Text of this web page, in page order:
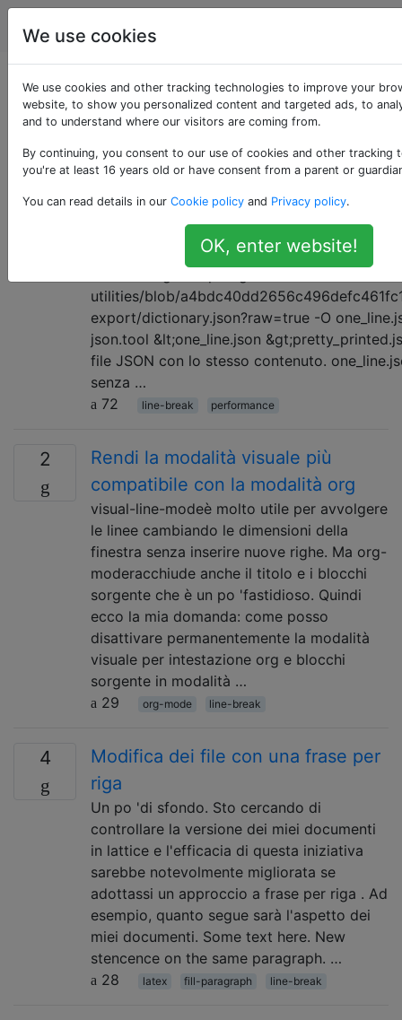
Emacs
Domande taggate
«line-break»
10
Come posso evitare che le linee
rallentino Emacs?
Vedo prestazioni estremamente varie a
righe ci sono nel file che sto visitando. Ecco
utilities/blob/
export/dictionary.json?raw=true -O
json.tool &lt;one_line.json
file JSON con lo stesso contenuto.
senza …
72
line-break performance
2
Rendi la modalità visuale più
compatibile con la modalità org
visual-line-modeè molto utile per avvolgere
le linee cambiando le dimensioni della
finestra senza inserire nuove righe. Ma org-
moderacchiude anche il titolo e i blocchi
sorgente che è un po 'fastidioso. Quindi
ecco la mia domanda: come posso
disattivare permanentemente la modalità
visuale per intestazione org e blocchi
sorgente in modalità …
29
org-mode line-break
4
Modifica dei file con una frase per
riga
Un po 'di sfondo. Sto cercando di
controllare la versione dei miei documenti
in lattice e l'efficacia di questa iniziativa
sarebbe notevolmente migliorata se
adottassi un approccio a frase per riga . Ad
esempio, quanto segue sarà l'aspetto dei
miei documenti. Some text here. New
stencence on the same paragraph. …
28
latex fill-paragraph line-break
We use cookies
We use cookies and other tracking technologies to improve your
website, to show you personalized content and targeted ads, to
and to understand where our visitors are coming from.
By continuing, you consent to our use of cookies and other tracking
you're at least 16 years old or have consent from a parent or
You can read details in our Cookie policy and Privacy policy.
OK, enter website!